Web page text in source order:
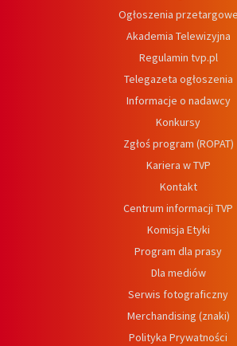
Ogłoszenia przetargowe
Akademia Telewizyjna
Regulamin tvp.pl
Telegazeta ogłoszenia
Informacje o nadawcy
Konkursy
Zgłoś program (ROPAT)
Kariera w TVP
Kontakt
Centrum informacji TVP
Komisja Etyki
Program dla prasy
Dla mediów
Serwis fotograficzny
Merchandising (znaki)
Polityka Prywatności